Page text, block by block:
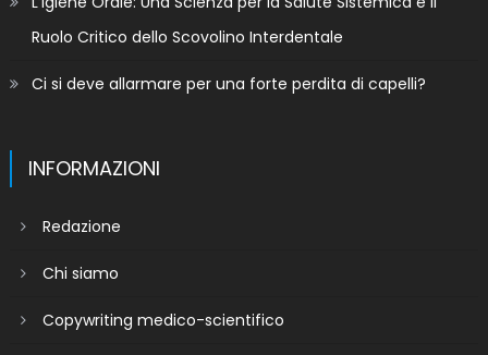
Ruolo Critico dello Scovolino Interdentale
Ci si deve allarmare per una forte perdita di capelli?
INFORMAZIONI
Redazione
Chi siamo
Copywriting medico-scientifico